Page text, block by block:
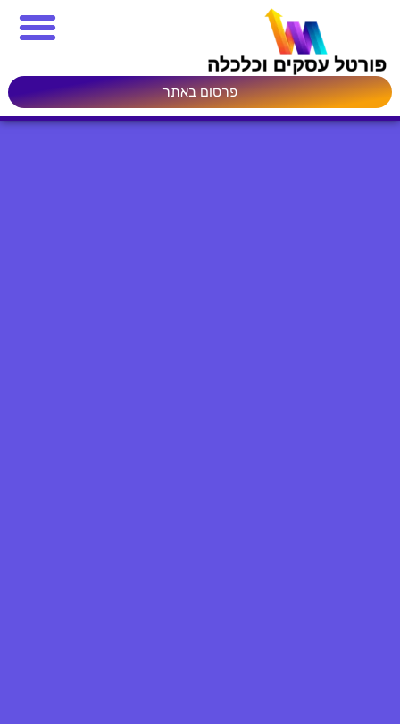
פרסום באתר